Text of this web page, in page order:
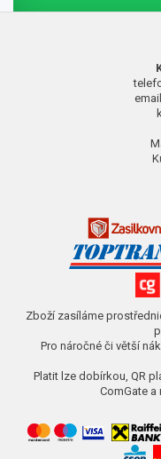
Zboží zasíláme
Pro náročné či větší
Platit lze dobírkou, QR
ComGate